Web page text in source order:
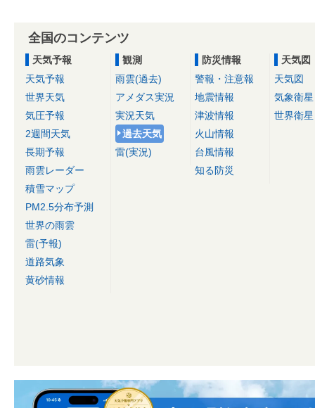
全国のコンテンツ
天気予報
天気予報
世界天気
気圧予報
2週間天気
長期予報
雨雲レーダー
積雪マップ
PM2.5分布予測
世界の雨雲
雷(予報)
道路気象
黄砂情報
観測
雨雲(過去)
アメダス実況
実況天気
過去天気
雷(実況)
防災情報
警報・注意報
地震情報
津波情報
火山情報
台風情報
知る防災
天気図
天気図
気象衛星
世界衛星